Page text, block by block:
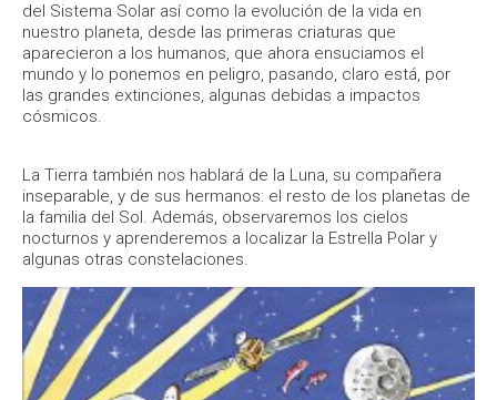
del Sistema Solar así como la evolución de la vida en
nuestro planeta, desde las primeras criaturas que
aparecieron a los humanos, que ahora ensuciamos el
mundo y lo ponemos en peligro, pasando, claro está, por
las grandes extinciones, algunas debidas a impactos
cósmicos.
La Tierra también nos hablará de la Luna, su compañera
inseparable, y de sus hermanos: el resto de los planetas de
la familia del Sol. Además, observaremos los cielos
nocturnos y aprenderemos a localizar la Estrella Polar y
algunas otras constelaciones.